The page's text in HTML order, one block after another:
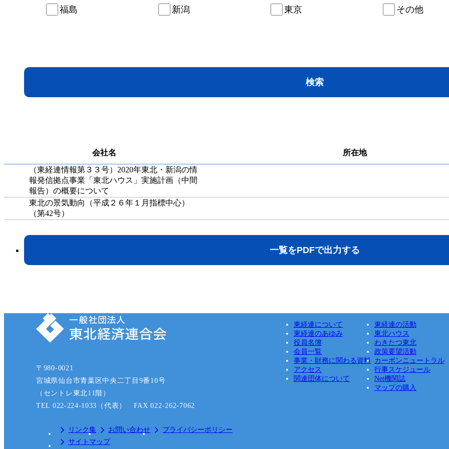
福島 新潟 東京 その他
会社名
所在地
（東経連情報第３３号）2020年東北・新潟の情
報発信拠点事業「東北ハウス」実施計画（中間
報告）の概要について
東北の景気動向（平成２６年１月指標中心）
（第42号）
〒980-0021
宮城県仙台市青葉区中央二丁目9番10号
（セントレ東北11階）
TEL 022-224-1033（代表） FAX 022-262-7062
リンク集 お問い合わせ
プライバシーポリシー
サイトマップ
東経連について
東経連の活動
東経連のあゆみ
東北ハウス
役員名簿
わきたつ東北
会員一覧
政策要望活動
事業・財務に関わる資料 カーボンニュートラル
アクセス
行事スケジュール
関連団体について
Net機関誌
マップの購入